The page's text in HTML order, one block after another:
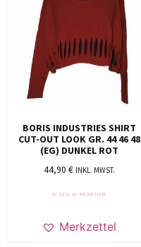
BORIS INDUSTRIES SHIRT
CUT-OUT LOOK GR. 44 46 48
(EG) DUNKEL ROT
44,90 € INKL. MWST.
IN DEN WARENKORB
Merkzettel